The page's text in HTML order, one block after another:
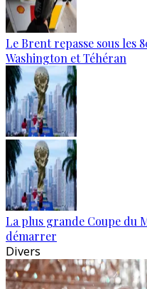
Le Brent repasse sous les
Washington et Téhéran
La plus grande Coupe du
démarrer
Divers